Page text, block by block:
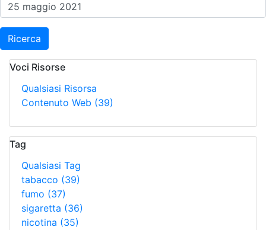
Ricerca
Voci Risorse
Qualsiasi Risorsa
Contenuto Web (39)
Tag
Qualsiasi Tag
tabacco (39)
fumo (37)
sigaretta (36)
nicotina (35)